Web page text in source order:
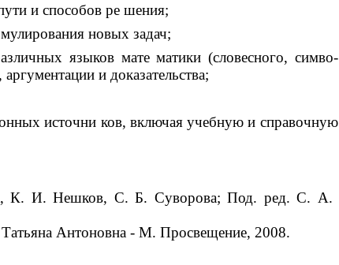
и способов ре шения;
новых задач;
языков мате матики (словесного, симво-
и доказательства;
источни ков, включая учебную и справочную
К. И. Нешков, С. Б. Суворова; Под. ред. С. А.
Антоновна - М. Просвещение, 2008.